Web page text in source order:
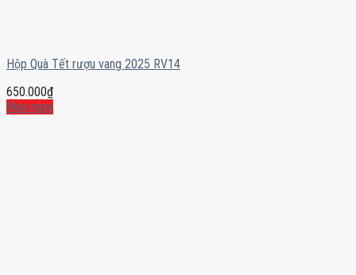
Hộp Quà Tết rượu vang 2025 RV14
650.000₫
Mua ngay